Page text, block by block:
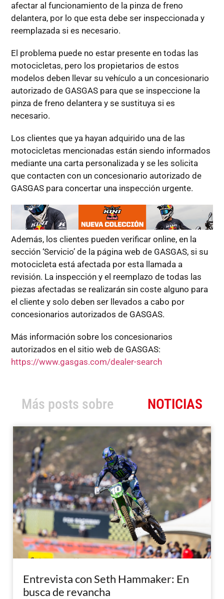
afectar al funcionamiento de la pinza de freno
delantera, por lo que esta debe ser inspeccionada y
reemplazada si es necesario.
El problema puede no estar presente en todas las
motocicletas, pero los propietarios de estos
modelos deben llevar su vehículo a un concesionario
autorizado de GASGAS para que se inspeccione la
pinza de freno delantera y se sustituya si es
necesario.
Los clientes que ya hayan adquirido una de las
motocicletas mencionadas están siendo informados
mediante una carta personalizada y se les solicita
que contacten con un concesionario autorizado de
GASGAS para concertar una inspección urgente.
Además, los clientes pueden verificar online, en la
sección ‘Servicio’ de la página web de GASGAS, si su
motocicleta está afectada por esta llamada a
revisión. La inspección y el reemplazo de todas las
piezas afectadas se realizarán sin coste alguno para
el cliente y solo deben ser llevados a cabo por
concesionarios autorizados de GASGAS.
Más información sobre los concesionarios
autorizados en el sitio web de GASGAS:
https://www.gasgas.com/dealer-search
Más posts sobre NOTICIAS
Entrevista con Seth Hammaker: En
busca de revancha